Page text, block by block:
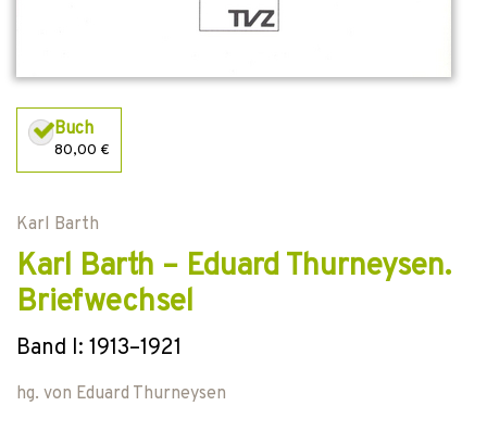
Buch
80,00 €
Karl Barth
Karl Barth – Eduard Thurneysen.
Briefwechsel
Band I: 1913–1921
hg. von Eduard Thurneysen